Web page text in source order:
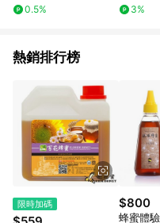
0.5%
3%
熱銷排行榜
限時加碼 $800
蜂蜜體